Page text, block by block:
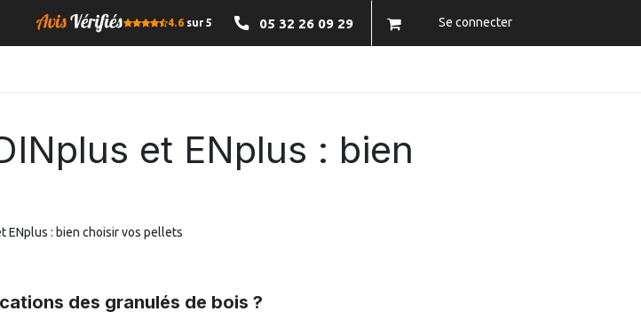
4.6 sur 5 05 32 26 09 29 Se connecter
et ENplus : bien
ENplus : bien choisir vos pellets
des granulés de bois ?